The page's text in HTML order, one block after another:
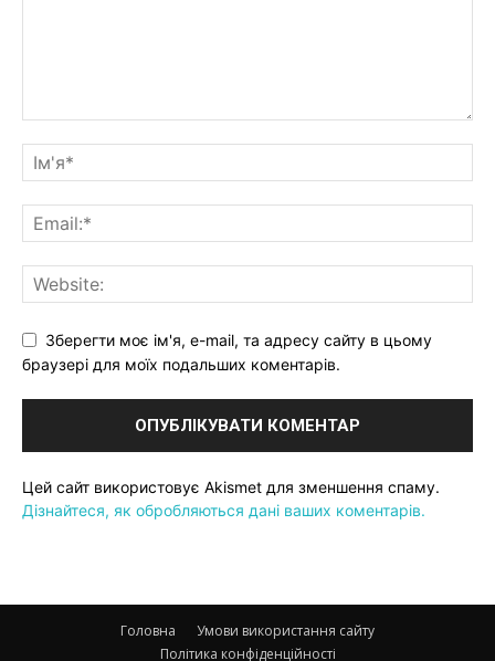
Зберегти моє ім'я, e-mail, та адресу сайту в цьому
браузері для моїх подальших коментарів.
Цей сайт використовує Akismet для зменшення спаму.
Дізнайтеся, як обробляються дані ваших коментарів.
Головна
Умови використання сайту
Політика конфіденційності